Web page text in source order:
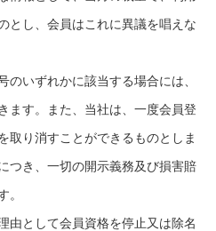
とし、会員はこれに異議を唱えな
のいずれかに該当する場合には、
ます。また、当社は、一度会員登
取り消すことができるものとしま
つき、一切の開示義務及び損害賠
。
由として会員資格を停止又は除名